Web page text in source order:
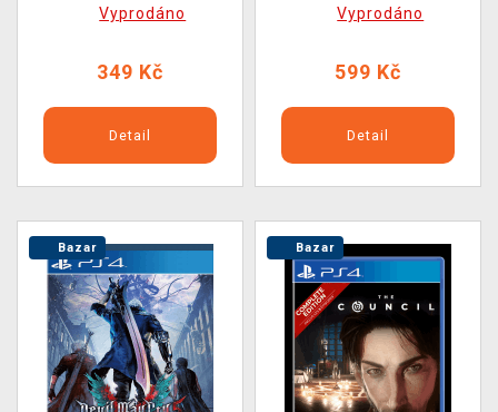
Vyprodáno
349 Kč
Detail
Vyprodáno
599 Kč
Detail
Bazar Bazar